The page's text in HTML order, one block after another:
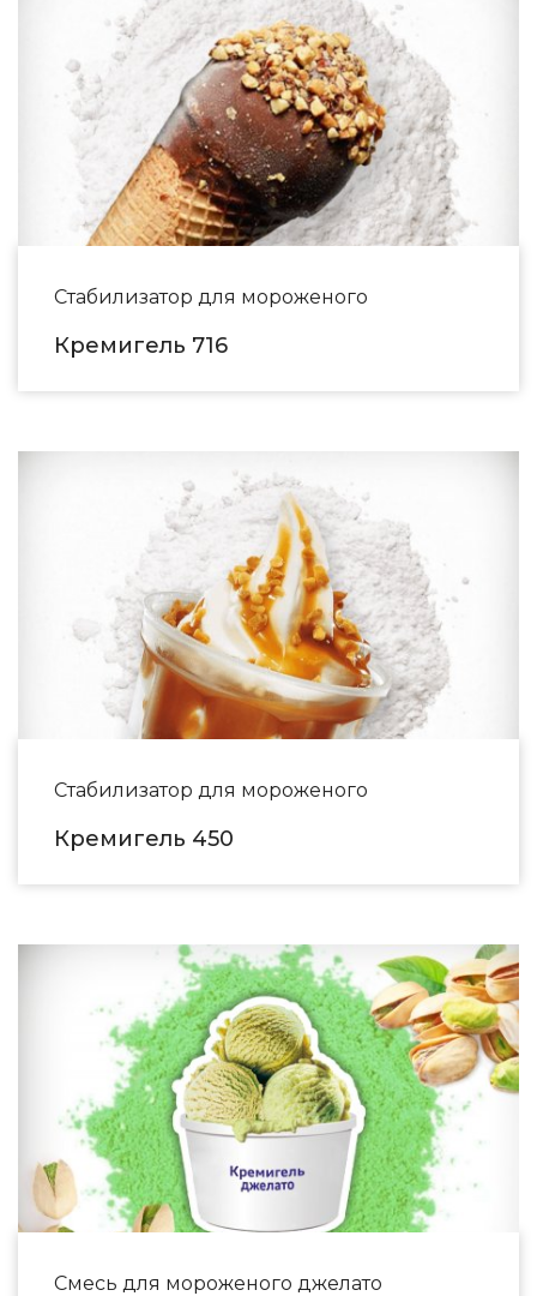
Стабилизатор для мороженого
Кремигель 716
Стабилизатор для мороженого
Кремигель 450
Смесь для мороженого джелато